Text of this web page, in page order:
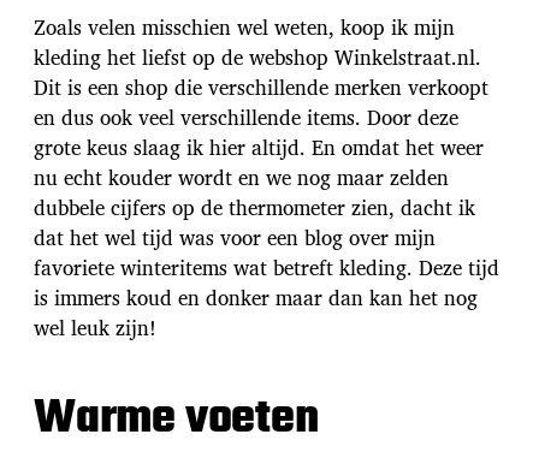
i
c
h
t
d
a
t
u
m
Zoals velen misschien wel weten, koop ik mijn
kleding het liefst op de webshop Winkelstraat.nl.
Dit is een shop die verschillende merken verkoopt
en dus ook veel verschillende items. Door deze
grote keus slaag ik hier altijd. En omdat het weer
nu echt kouder wordt en we nog maar zelden
dubbele cijfers op de thermometer zien, dacht ik
dat het wel tijd was voor een blog over mijn
favoriete winteritems wat betreft kleding. Deze tijd
is immers koud en donker maar dan kan het nog
wel leuk zijn!
Warme voeten